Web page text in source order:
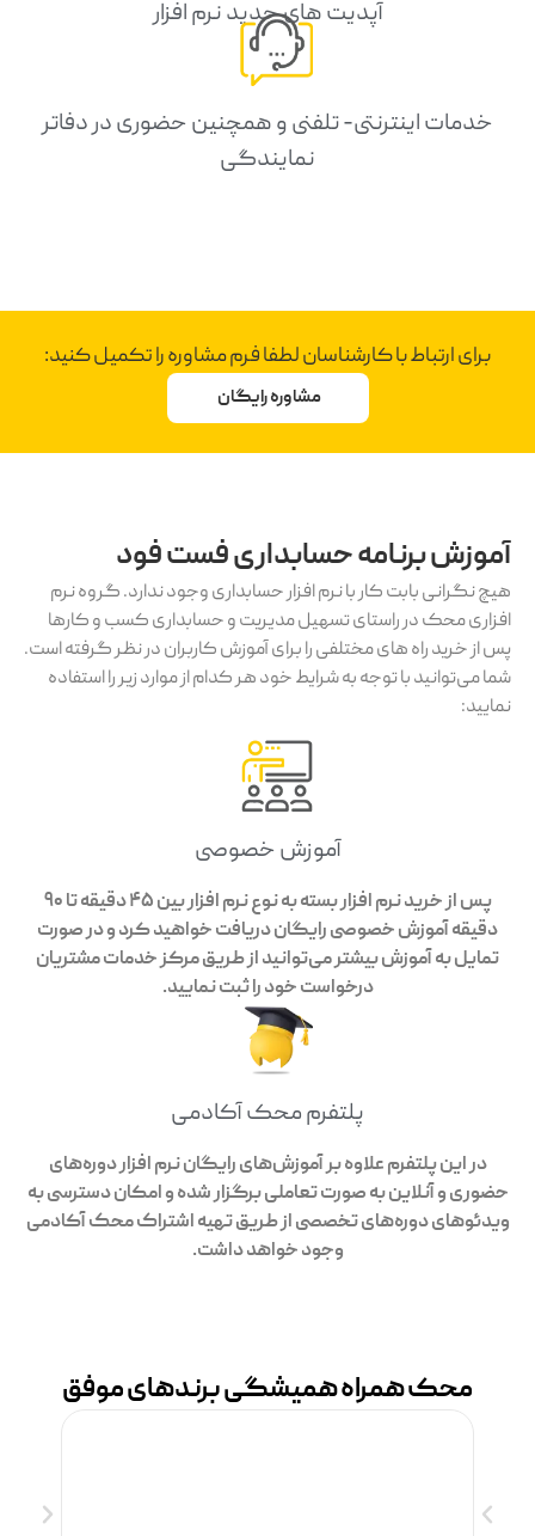
آپدیت های جدید نرم افزار
خدمات اینترنتی- تلفنی و همچنین حضوری در دفاتر
نمایندگی
برای ارتباط با کارشناسان لطفا فرم مشاوره را تکمیل کنید:
مشاوره رایگان
آموزش برنامه حسابداری فست فود
هیچ نگرانی بابت کار با نرم افزار حسابداری وجود ندارد. گروه نرم
افزاری محک در راستای تسهیل مدیریت و حسابداری کسب و کارها
پس از خرید راه های مختلفی را برای آموزش کاربران در نظر گرفته است.
شما می‌توانید با توجه به شرایط خود هر کدام از موارد زیر را استفاده
نمایید:
آموزش خصوصی
پس از خرید نرم افزار بسته به نوع نرم افزار بین 45 دقیقه تا 90
دقیقه آموزش خصوصی رایگان دریافت خواهید کرد و در صورت
تمایل به آموزش بیشتر می‌توانید از طریق مرکز خدمات مشتریان
درخواست خود را ثبت نمایید.
پلتفرم محک آکادمی
در این پلتفرم علاوه بر آموزش‌های رایگان نرم افزار دوره‌های
حضوری و آنلاین به صورت تعاملی برگزار شده و امکان دسترسی به
ویدئوهای دوره‌های تخصصی از طریق تهیه اشتراک محک آکادمی
وجود خواهد داشت.
محک همراه همیشگی برندهای موفق